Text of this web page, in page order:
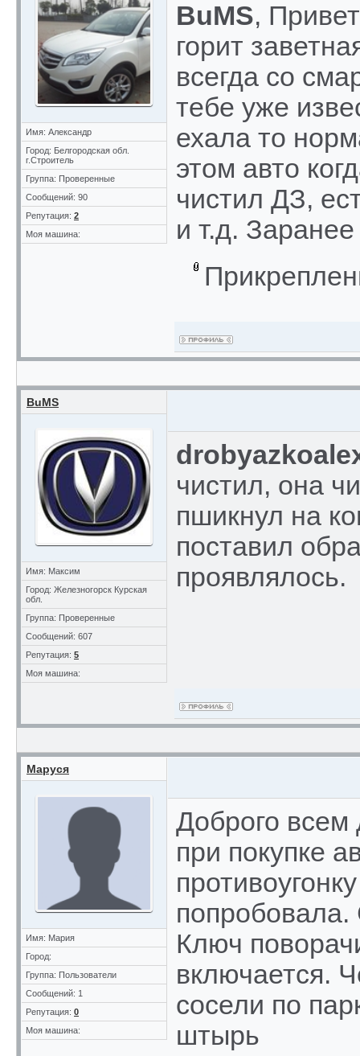
Имя: Александр
Город: Белгородская обл.
г.Строитель
Группа: Проверенные
Сообщений: 90
Репутация: 2
Моя машина:
BuMS,
горит
всегда со
тебе уже
ехала то
этом авто
чистил ДЗ,
и т.д.
BuMS
Имя: Максим
Город: Железногорск Курская
обл.
Группа: Проверенные
Сообщений: 607
Репутация: 5
Моя машина:
чистил, она
пшикнул на
поставил
проявлялось.
Маруся
Имя: Мария
Город:
Группа: Пользователи
Сообщений: 1
Репутация: 0
Моя машина:
Доброго
при покупке
попробовала.
Ключ
включается.
сосели по
штырь